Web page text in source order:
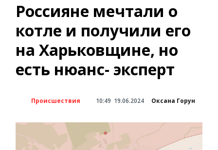
Россияне мечтали о
котле и получили его
на Харьковщине, но
есть нюанс- эксперт
Происшествия 10:49 19.06.2024 Оксана Горун